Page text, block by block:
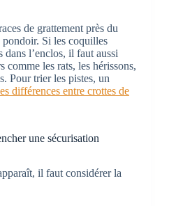
de grattement près du
Si les coquilles
l’enclos, il faut aussi
comme les rats, les hérissons,
Pour trier les pistes, un
différences entre crottes de
une sécurisation
il faut considérer la